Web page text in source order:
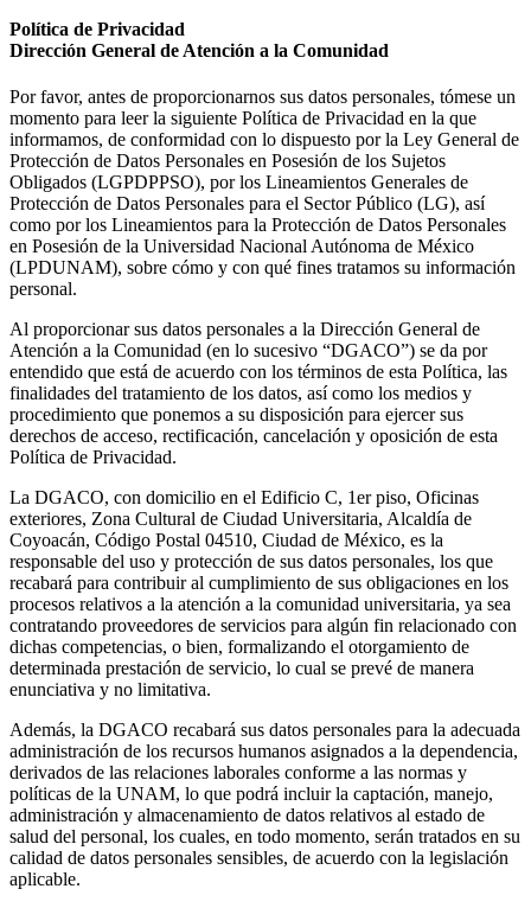
Política de Privacidad
Dirección General de Atención a la Comunidad
Por favor, antes de proporcionarnos sus datos personales, tómese un
momento para leer la siguiente Política de Privacidad en la que
informamos, de conformidad con lo dispuesto por la Ley General de
Protección de Datos Personales en Posesión de los Sujetos
Obligados (LGPDPPSO), por los Lineamientos Generales de
Protección de Datos Personales para el Sector Público (LG), así
como por los Lineamientos para la Protección de Datos Personales
en Posesión de la Universidad Nacional Autónoma de México
(LPDUNAM), sobre cómo y con qué fines tratamos su información
personal.
Al proporcionar sus datos personales a la Dirección General de
Atención a la Comunidad (en lo sucesivo “DGACO”) se da por
entendido que está de acuerdo con los términos de esta Política, las
finalidades del tratamiento de los datos, así como los medios y
procedimiento que ponemos a su disposición para ejercer sus
derechos de acceso, rectificación, cancelación y oposición de esta
Política de Privacidad.
La DGACO, con domicilio en el Edificio C, 1er piso, Oficinas
exteriores, Zona Cultural de Ciudad Universitaria, Alcaldía de
Coyoacán, Código Postal 04510, Ciudad de México, es la
responsable del uso y protección de sus datos personales, los que
recabará para contribuir al cumplimiento de sus obligaciones en los
procesos relativos a la atención a la comunidad universitaria, ya sea
contratando proveedores de servicios para algún fin relacionado con
dichas competencias, o bien, formalizando el otorgamiento de
determinada prestación de servicio, lo cual se prevé de manera
enunciativa y no limitativa.
Además, la DGACO recabará sus datos personales para la adecuada
administración de los recursos humanos asignados a la dependencia,
derivados de las relaciones laborales conforme a las normas y
políticas de la UNAM, lo que podrá incluir la captación, manejo,
administración y almacenamiento de datos relativos al estado de
salud del personal, los cuales, en todo momento, serán tratados en su
calidad de datos personales sensibles, de acuerdo con la legislación
aplicable.